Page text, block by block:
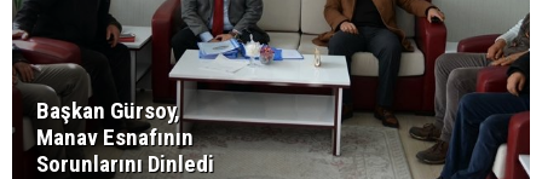
Başkan Gürsoy,
Manav Esnafının
Sorunlarını Dinledi